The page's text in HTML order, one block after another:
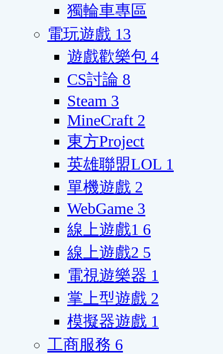
獨輪車專區
電玩遊戲 13
遊戲歡樂包 4
CS討論 8
Steam 3
MineCraft 2
東方Project
英雄聯盟LOL 1
單機遊戲 2
WebGame 3
線上遊戲1 6
線上遊戲2 5
電視遊樂器 1
掌上型遊戲 2
模擬器遊戲 1
工商服務 6